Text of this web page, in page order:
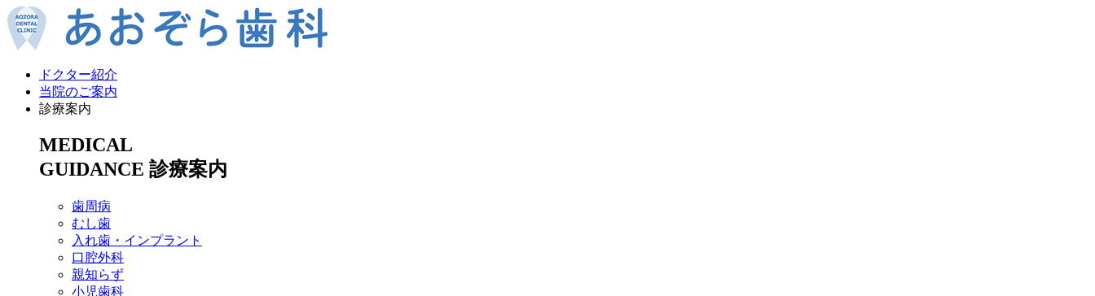
ドクター紹介
当院のご案内
診療案内
MEDICAL
GUIDANCE 診療案内
歯周病
むし歯
入れ歯・インプラント
口腔外科
親知らず
小児歯科